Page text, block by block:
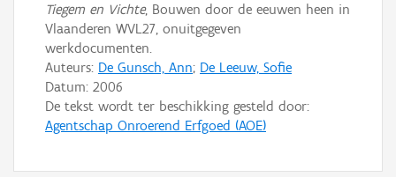
Tiegem en Vichte, Bouwen door de eeuwen heen in
Vlaanderen WVL27, onuitgegeven
werkdocumenten.
Auteurs: De Gunsch, Ann; De Leeuw, Sofie
Datum: 2006
De tekst wordt ter beschikking gesteld door:
Agentschap Onroerend Erfgoed (AOE)